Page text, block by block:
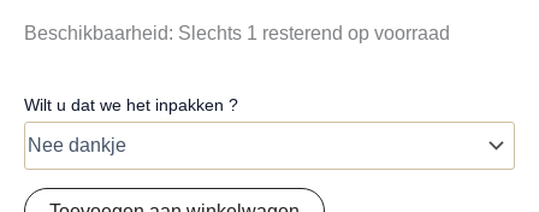
Beschikbaarheid: Slechts 1 resterend op voorraad
Wilt u dat we het inpakken ?